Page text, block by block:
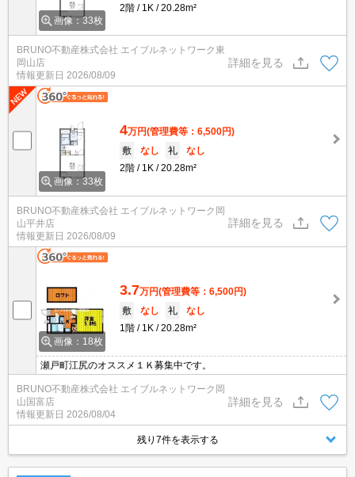
画像：33枚
2階
1K 20.28m²
BRUNO不動産株式会社 エイブルネットワーク東
岡山店
情報更新日 2026/08/09
詳細を見る
画像：33枚
4万円(管理費等：6,500円)
敷
なし 礼
なし
2階
1K 20.28m²
BRUNO不動産株式会社 エイブルネットワーク岡
山平井店
情報更新日 2026/08/09
詳細を見る
画像：18枚
3.7万円(管理費等：6,500円)
敷
なし 礼
なし
1階
1K 20.28m²
瀬戸町江尻のオススメ１Ｋ募集中です。
BRUNO不動産株式会社 エイブルネットワーク岡
山国富店
情報更新日 2026/08/04
詳細を見る
残り7件を表示する